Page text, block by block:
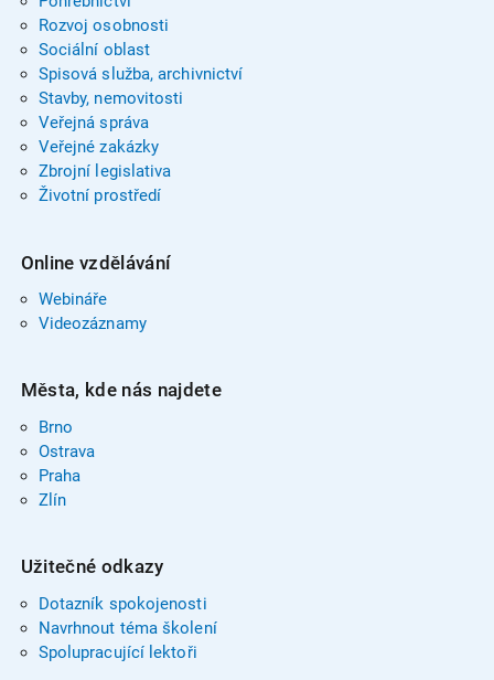
Rozvoj osobnosti
Sociální oblast
Spisová služba, archivnictví
Stavby, nemovitosti
Veřejná správa
Veřejné zakázky
Zbrojní legislativa
Životní prostředí
Online vzdělávání
Webináře
Videozáznamy
Města, kde nás najdete
Brno
Ostrava
Praha
Zlín
Užitečné odkazy
Dotazník spokojenosti
Navrhnout téma školení
Spolupracující lektoři